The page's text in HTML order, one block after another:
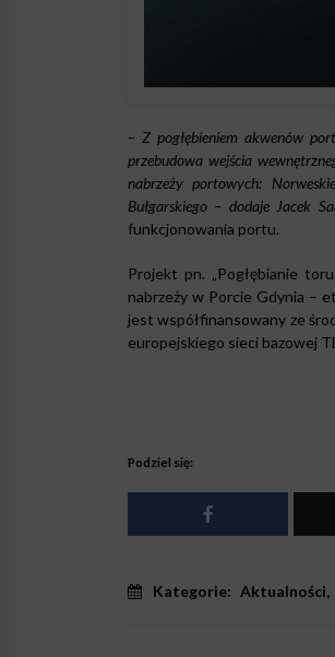
– Z pogłębieniem akwenów
przebudowa wejścia
nabrzeży portowych:
Bułgarskiego – dodaje Jacek
funkcjonowania portu.
Projekt pn. „Pogłębianie
nabrzeży w Porcie Gdynia –
jest współfinansowany ze
europejskiego sieci bazowej
Podziel się:
Kategorie: Aktualności,